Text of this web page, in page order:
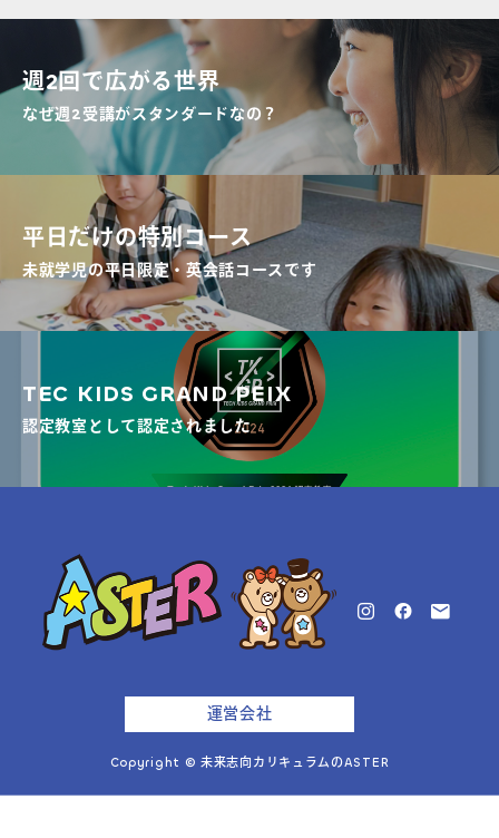
週2回で広がる世界
なぜ週2受講がスタンダードなの？
平日だけの特別コース
未就学児の平日限定・英会話コースです
TEC KIDS GRAND PEIX
認定教室として認定されました
運営会社
Copyright © 未来志向カリキュラムのASTER